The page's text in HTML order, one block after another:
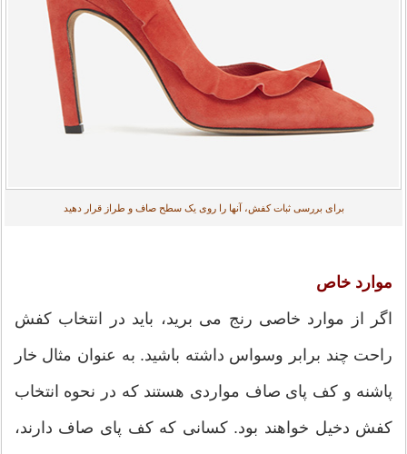
برای بررسی ثبات کفش، آنها را روی یک سطح صاف و طراز قرار دهید
موارد خاص
اگر از موارد خاصی رنج می برید، باید در انتخاب کفش
راحت چند برابر وسواس داشته باشید. به عنوان مثال خار
پاشنه و کف پای صاف مواردی هستند که در نحوه انتخاب
کفش دخیل خواهند بود. کسانی که کف پای صاف دارند،